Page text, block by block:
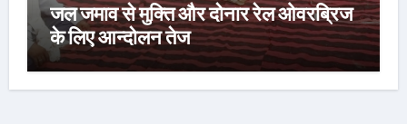
जल जमाव से मुक्ति और दोनार रेल ओवरब्रिज
के लिए आन्दोलन तेज